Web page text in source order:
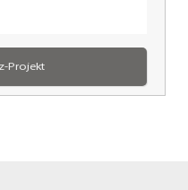
Projekt